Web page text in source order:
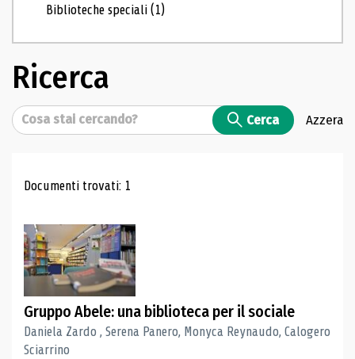
Biblioteche speciali(1)
Ricerca
Cerca Cerca Azzera
Risultati di ricerca
Documenti trovati: 1
Gruppo Abele: una biblioteca per il sociale
Daniela Zardo , Serena Panero, Monyca Reynaudo, Calogero
Sciarrino